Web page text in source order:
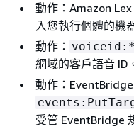
動作：Amazon Lex
入您執行個體的機
動作： voiceid:*
網域的客戶語音 ID
動作：EventBridge
受管 EventBridge